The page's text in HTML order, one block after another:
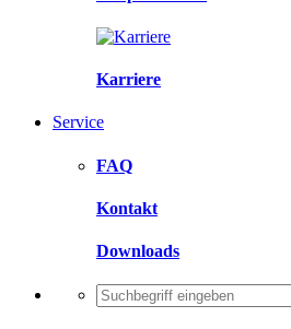
Karriere
Service
FAQ
Kontakt
Downloads